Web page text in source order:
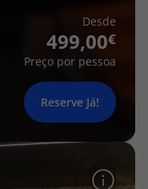
Desde
499,00
Preço por pessoa
Reserve Já!